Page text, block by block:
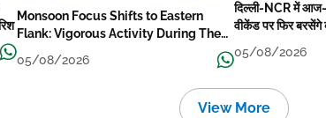
Monsoon Focus Shifts to Eastern
Flank: Vigorous Activity During The
Week
05/08/2026
दिल्ली-NCR में आज-
वीकेंड पर फिर बरसेंगे
05/08/2026
View More